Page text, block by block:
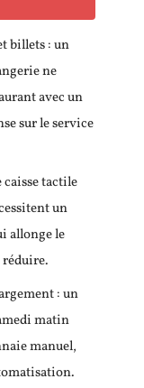
billets : un
ne
avec un
sur le service
tactile
un
allonge le
réduire.
: un
matin
manuel,